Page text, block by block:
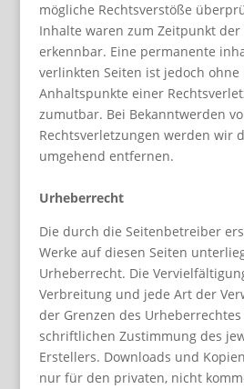
mögliche Rechtsverstöße
Inhalte waren zum Zeitpunkt
erkennbar. Eine permanente
verlinkten Seiten ist jedoch ohne
Anhaltspunkte einer
zumutbar. Bei Bekanntwerden
Rechtsverletzungen werden wir
umgehend entfernen.
Urheberrecht
Die durch die Seitenbetreiber
Werke auf diesen Seiten
Urheberrecht. Die
Verbreitung und jede Art der
der Grenzen des
schriftlichen Zustimmung des
Erstellers. Downloads und
nur für den privaten, nicht